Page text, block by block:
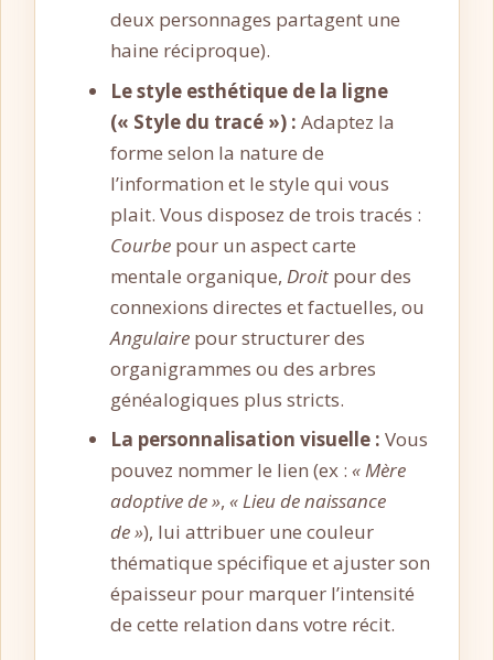
deux personnages partagent une
haine réciproque).
Le style esthétique de la ligne
(« Style du tracé ») : Adaptez la
forme selon la nature de
l’information et le style qui vous
plait. Vous disposez de trois tracés :
Courbe pour un aspect carte
mentale organique, Droit pour des
connexions directes et factuelles, ou
Angulaire pour structurer des
organigrammes ou des arbres
généalogiques plus stricts.
La personnalisation visuelle : Vous
pouvez nommer le lien (ex : « Mère
adoptive de », « Lieu de naissance
de »), lui attribuer une couleur
thématique spécifique et ajuster son
épaisseur pour marquer l’intensité
de cette relation dans votre récit.